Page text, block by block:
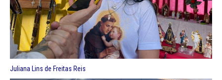
Juliana Lins de Freitas Reis